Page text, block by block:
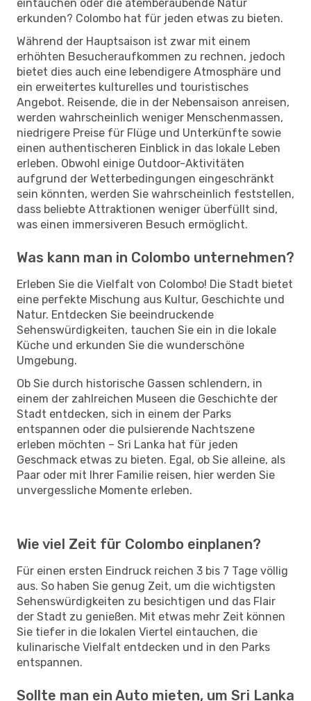
eintauchen oder die atemberaubende Natur
erkunden? Colombo hat für jeden etwas zu bieten.
Während der Hauptsaison ist zwar mit einem
erhöhten Besucheraufkommen zu rechnen, jedoch
bietet dies auch eine lebendigere Atmosphäre und
ein erweitertes kulturelles und touristisches
Angebot. Reisende, die in der Nebensaison anreisen,
werden wahrscheinlich weniger Menschenmassen,
niedrigere Preise für Flüge und Unterkünfte sowie
einen authentischeren Einblick in das lokale Leben
erleben. Obwohl einige Outdoor-Aktivitäten
aufgrund der Wetterbedingungen eingeschränkt
sein könnten, werden Sie wahrscheinlich feststellen,
dass beliebte Attraktionen weniger überfüllt sind,
was einen immersiveren Besuch ermöglicht.
Was kann man in Colombo unternehmen?
Erleben Sie die Vielfalt von Colombo! Die Stadt bietet
eine perfekte Mischung aus Kultur, Geschichte und
Natur. Entdecken Sie beeindruckende
Sehenswürdigkeiten, tauchen Sie ein in die lokale
Küche und erkunden Sie die wunderschöne
Umgebung.
Ob Sie durch historische Gassen schlendern, in
einem der zahlreichen Museen die Geschichte der
Stadt entdecken, sich in einem der Parks
entspannen oder die pulsierende Nachtszene
erleben möchten – Sri Lanka hat für jeden
Geschmack etwas zu bieten. Egal, ob Sie alleine, als
Paar oder mit Ihrer Familie reisen, hier werden Sie
unvergessliche Momente erleben.
Wie viel Zeit für Colombo einplanen?
Für einen ersten Eindruck reichen 3 bis 7 Tage völlig
aus. So haben Sie genug Zeit, um die wichtigsten
Sehenswürdigkeiten zu besichtigen und das Flair
der Stadt zu genießen. Mit etwas mehr Zeit können
Sie tiefer in die lokalen Viertel eintauchen, die
kulinarische Vielfalt entdecken und in den Parks
entspannen.
Sollte man ein Auto mieten, um Sri Lanka